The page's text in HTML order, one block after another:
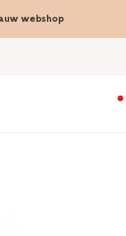
webshop